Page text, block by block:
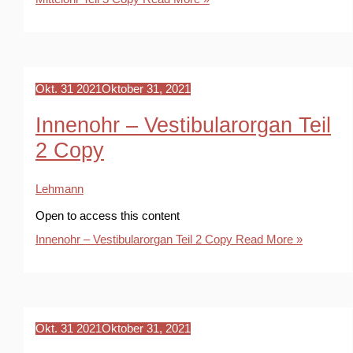
Okt. 31 2021Oktober 31, 2021
Innenohr – Vestibularorgan Teil
2 Copy
Lehmann
Open to access this content
Innenohr – Vestibularorgan Teil 2 Copy Read More »
Okt. 31 2021Oktober 31, 2021